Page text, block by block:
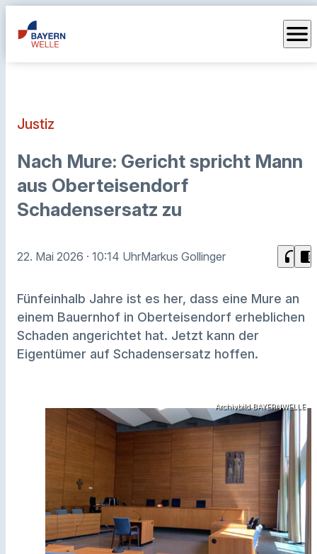
menu
Justiz
Nach Mure: Gericht spricht Mann
aus Oberteisendorf
Schadensersatz zu
22. Mai 2026 · 10:14 UhrMarkus Gollinger headphones chrome_reader_mode
Fünfeinhalb Jahre ist es her, dass eine Mure an
einem Bauernhof in Oberteisendorf erheblichen
Schaden angerichtet hat. Jetzt kann der
Eigentümer auf Schadensersatz hoffen.
Archivbild BAYERNWELLE